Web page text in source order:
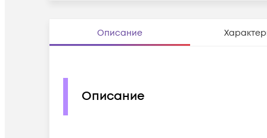
Описание
Описание